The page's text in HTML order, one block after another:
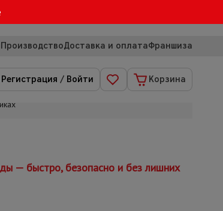
ПроизводствоДоставка и оплатаФраншиза
Регистрация / Войти Корзина
— быстро, безопасно и без лишних